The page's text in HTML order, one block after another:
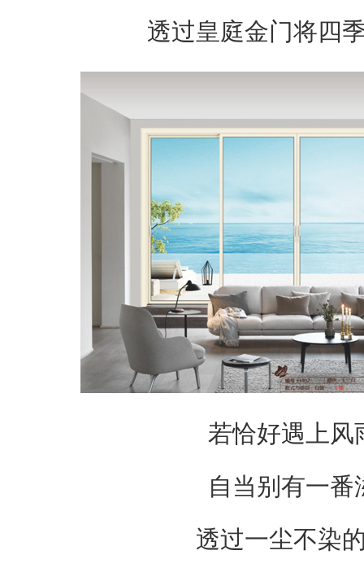
透过皇庭金门将四
若恰好遇上风
自当别有一番
透过一尘不染